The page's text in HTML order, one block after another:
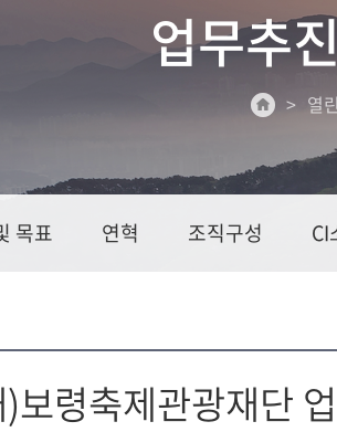
업무추
열
목표 연혁 조직구성 CI
령축제관광재단